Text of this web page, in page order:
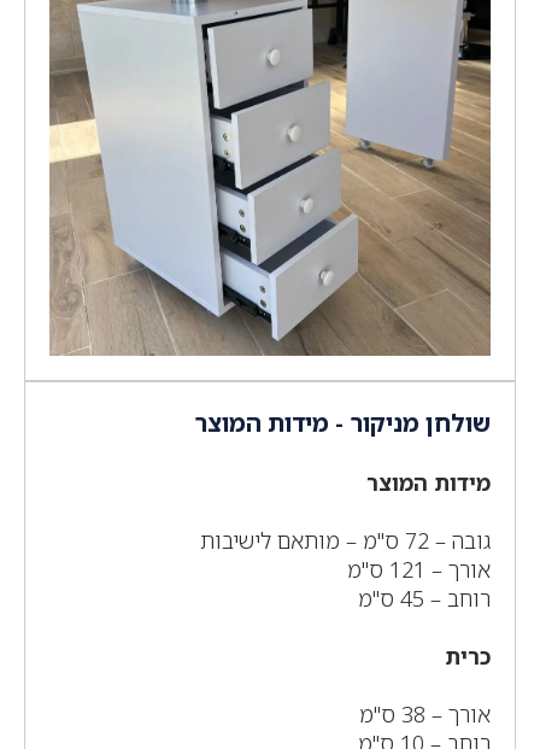
שולחן מניקור - מידות המוצר
מידות המוצר
גובה – 72 ס"מ – מותאם לישיבות
אורך – 121 ס"מ
רוחב – 45 ס"מ
כרית
אורך – 38 ס"מ
רוחב – 10 ס"מ